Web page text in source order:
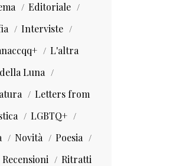
Editoriale
Interviste
L'altra
Luna
Letters from
LGBTQ+
Novità
Poesia
Recensioni
Ritratti